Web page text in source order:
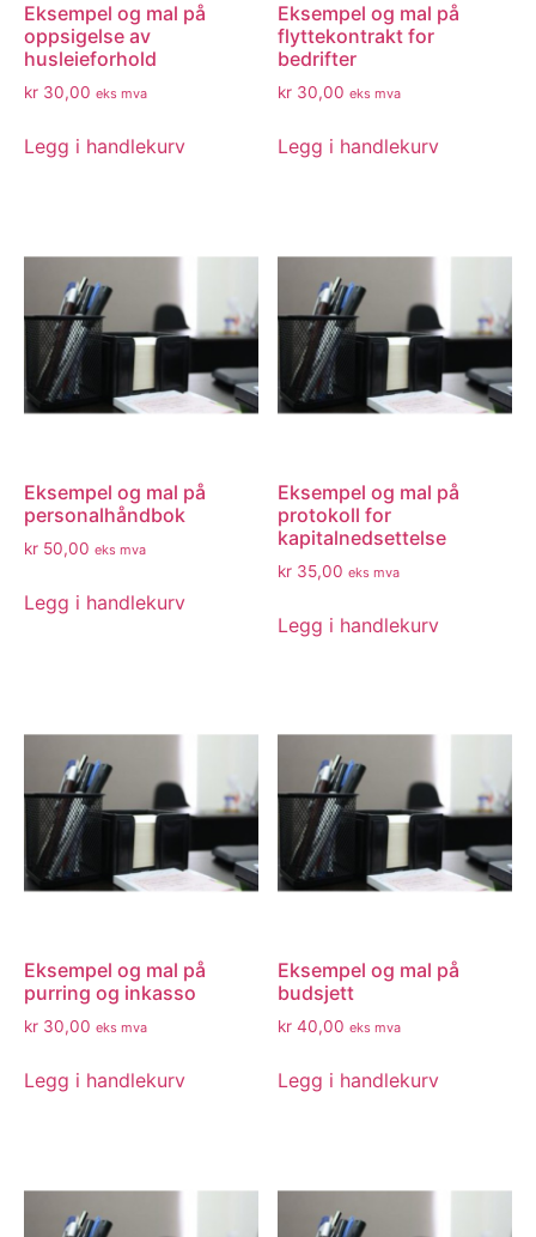
Eksempel og mal på
oppsigelse av
husleieforhold
kr 30,00 eks mva
Legg i handlekurv
Eksempel og mal på
flyttekontrakt for
bedrifter
kr 30,00 eks mva
Legg i handlekurv
Eksempel og mal på
personalhåndbok
kr 50,00 eks mva
Legg i handlekurv
Eksempel og mal på
protokoll for
kapitalnedsettelse
kr 35,00 eks mva
Legg i handlekurv
Eksempel og mal på
purring og inkasso
kr 30,00 eks mva
Legg i handlekurv
Eksempel og mal på
budsjett
kr 40,00 eks mva
Legg i handlekurv